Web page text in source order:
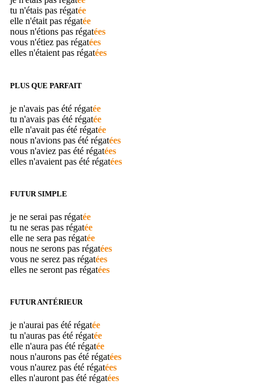
tu n'étais pas régatée
elle n'était pas régatée
nous n'étions pas régatées
vous n'étiez pas régatées
elles n'étaient pas régatées
PLUS QUE PARFAIT
je n'avais pas été régatée
tu n'avais pas été régatée
elle n'avait pas été régatée
nous n'avions pas été régatées
vous n'aviez pas été régatées
elles n'avaient pas été régatées
FUTUR SIMPLE
je ne serai pas régatée
tu ne seras pas régatée
elle ne sera pas régatée
nous ne serons pas régatées
vous ne serez pas régatées
elles ne seront pas régatées
FUTUR ANTÉRIEUR
je n'aurai pas été régatée
tu n'auras pas été régatée
elle n'aura pas été régatée
nous n'aurons pas été régatées
vous n'aurez pas été régatées
elles n'auront pas été régatées